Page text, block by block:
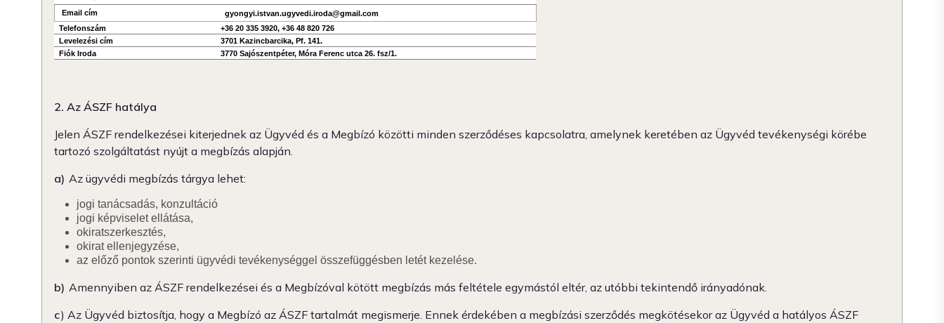
Email cím
gyongyi.istvan.ugyvedi.iroda@gmail.com
Telefonszám
+36 20 335 3920, +36 48 820 726
Levelezési cím
3701 Kazincbarcika, Pf. 141.
Fiók Iroda
3770 Sajószentpéter, Móra Ferenc utca 26. fsz/1.
2. Az ÁSZF hatálya
Jelen ÁSZF rendelkezései kiterjednek az Ügyvéd és a Megbízó közötti minden szerződéses kapcsolatra, amelynek keretében az Ügyvéd tevékenységi körébe
tartozó szolgáltatást nyújt a megbízás alapján.
a) Az ügyvédi megbízás tárgya lehet:
jogi tanácsadás, konzultáció
jogi képviselet ellátása,
okiratszerkesztés,
okirat ellenjegyzése,
az előző pontok szerinti ügyvédi tevékenységgel összefüggésben letét kezelése.
b) Amennyiben az ÁSZF rendelkezései és a Megbízóval kötött megbízás más feltétele egymástól eltér, az utóbbi tekintendő irányadónak.
c) Az Ügyvéd biztosítja, hogy a Megbízó az ÁSZF tartalmát megismerje. Ennek érdekében a megbízási szerződés megkötésekor az Ügyvéd a hatályos ÁSZF